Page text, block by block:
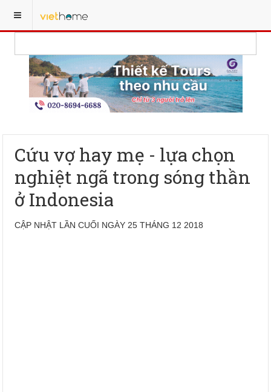
Cứu vợ hay mẹ - lựa chọn
nghiệt ngã trong sóng thần
ở Indonesia
CẬP NHẬT LẦN CUỐI NGÀY 25 THÁNG 12 2018